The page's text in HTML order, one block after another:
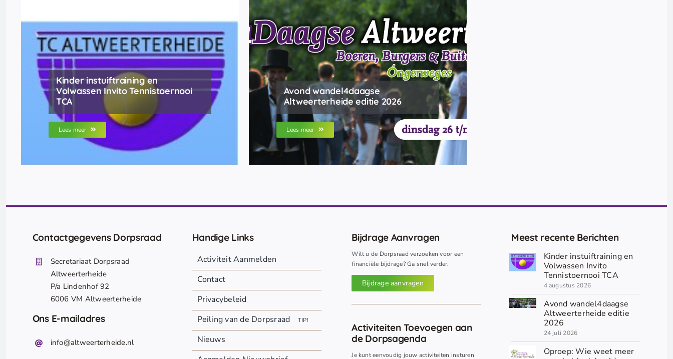
Kinder instuiftraining en
Volwassen Invito Tennistoernooi
TCA
Lees meer
Avond wandel4daagse
Altweerterheide editie 2026
Lees meer
Contactgegevens Dorpsraad
Secretariaat Dorpsraad
Altweerterheide
P/a Lindenhof 92
6006 VM Altweerterheide
Ons E-mailadres
info@altweerterheide.nl
Handige Links
Activiteit Aanmelden
Contact
Privacybeleid
Peiling van de Dorpsraad
TIP!
Nieuws
Bijdrage Aanvragen
Wilt u de Dorpsraad verzoeken voor een
financiële bijdrage? Ga snel verder.
Bijdrage aanvragen
Activiteiten Toevoegen aan
de Dorpsagenda
Je kunt eenvoudig jouw activiteiten insturen
Meest recente Berichten
Kinder instuiftraining en
Volwassen Invito
Tennistoernooi TCA
4 augustus 2026
Avond wandel4daagse
Altweerterheide editie
2026
24 juli 2026
Oproep: Wie weet meer